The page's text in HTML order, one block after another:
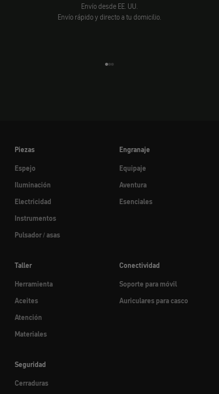
Envío desde EE. UU.
Envío rápido y directo a tu domicilio.
Piezas
Espejo
Iluminación
Electricidad
Instrumentos
Pulsador / asas
Engranaje
Equipaje
Aventura
Esenciales
Taller
Herramienta
Aceites
Atención
Materiales
Conectividad
Soporte para móvil
Auriculares para casco
Seguridad
Cerraduras